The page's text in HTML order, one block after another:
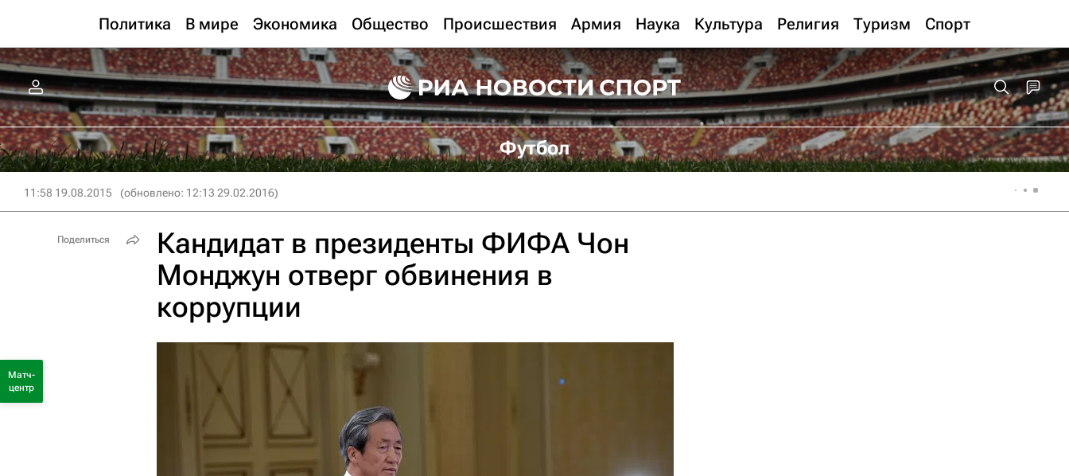
Политика В мире Экономика Общество Происшествия Армия Наука Культура Религия Туризм Спорт
Футбол
11:58 19.08.2015 (обновлено: 12:13 29.02.2016)
Кандидат в президенты ФИФА Чон
Монджун отверг обвинения в
коррупции
Поделиться
Матч-
центр